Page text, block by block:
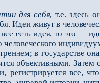
для себя, т.е. здесь
Идеи живут в
есть идея, то это —
человеческого
в государстве
объективными. Затем
все, что